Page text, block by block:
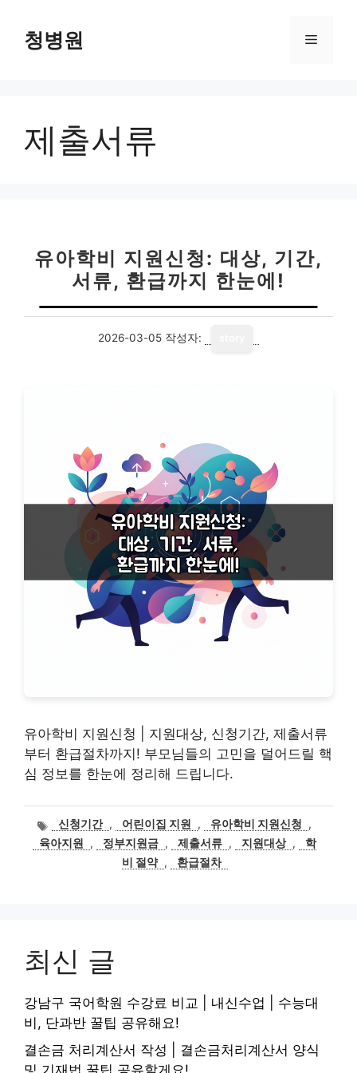
청병원 메
제출서류
유아학비 지원신청: 대상, 기간,
서류, 환급까지 한눈에!
2026-03-05 작성자:
유아학비 지원신청 | 지원대상, 신청기간, 제출서류
부터 환급절차까지! 부모님들의 고민을 덜어드릴 핵
심 정보를 한눈에 정리해 드립니다.
태
그
신청기간 , 어린이집 지원 , 유아학비 지원신청
,
육아지원
, 정부지원금 , 제출서류 , 지원대상 ,
학
비 절약 , 환급절차
최신 글
강남구 국어학원 수강료 비교 | 내신수업 | 수능대
비, 단과반 꿀팁 공유해요!
결손금 처리계산서 작성 | 결손금처리계산서 양식
및 기재법 꿀팁 공유할게요!